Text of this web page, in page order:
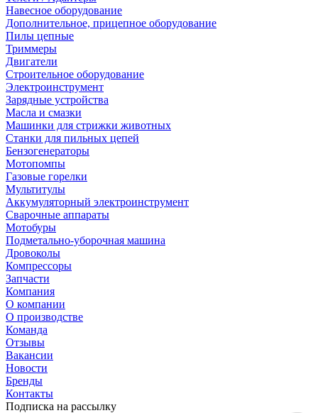
Навесное оборудование
Дополнительное, прицепное оборудование
Пилы цепные
Триммеры
Двигатели
Строительное оборудование
Электроинструмент
Зарядные устройства
Масла и смазки
Машинки для стрижки животных
Станки для пильных цепей
Бензогенераторы
Мотопомпы
Газовые горелки
Мультитулы
Аккумуляторный электроинструмент
Сварочные аппараты
Мотобуры
Подметально-уборочная машина
Дровоколы
Компрессоры
Запчасти
Компания
О компании
О производстве
Команда
Отзывы
Вакансии
Новости
Бренды
Контакты
Подписка на рассылку